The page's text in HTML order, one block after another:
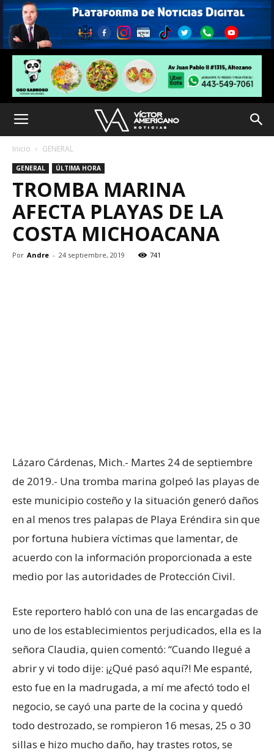
Inicio GENERAL
GENERAL ÚLTIMA HORA
TROMBA MARINA
AFECTA PLAYAS DE LA
COSTA MICHOACANA
Por Andre - 24 septiembre, 2019 741
Lázaro Cárdenas, Mich.- Martes 24 de septiembre
de 2019.- Una tromba marina golpeó las playas de
este municipio costeño y la situación generó daños
en al menos tres palapas de Playa Eréndira sin que
por fortuna hubiera víctimas que lamentar, de
acuerdo con la información proporcionada a este
medio por las autoridades de Protección Civil.
Este reportero habló con una de las encargadas de
uno de los establecimientos perjudicados, ella es la
señora Claudia, quien comentó: “Cuando llegué a
abrir y vi todo dije: ¡¿Qué pasó aquí?! Me espanté,
esto fue en la madrugada, a mí me afectó todo el
negocio, se cayó una parte de la cocina y quedó
todo destrozado, se rompieron 16 mesas, 25 o 30
sillas e hizo mucho daño, hay trastes rotos, se